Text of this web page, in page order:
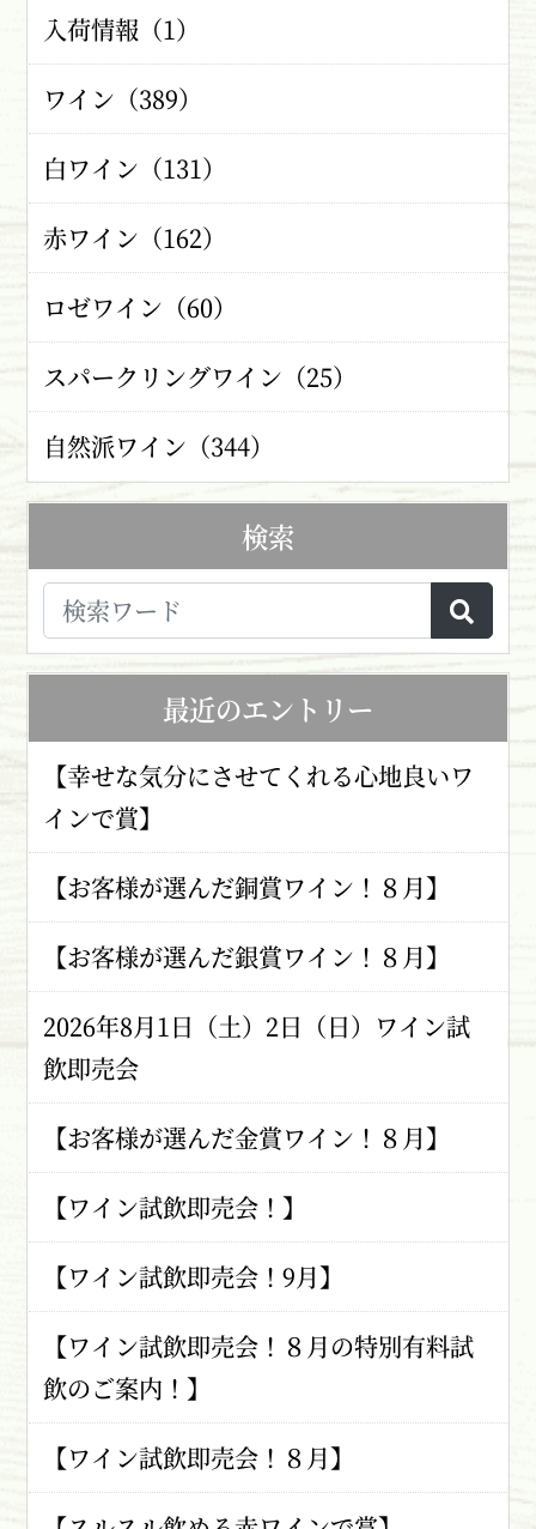
入荷情報（1）
ワイン（389）
白ワイン（131）
赤ワイン（162）
ロゼワイン（60）
スパークリングワイン（25）
自然派ワイン（344）
検索
最近のエントリー
【幸せな気分にさせてくれる心地良いワ
インで賞】
【お客様が選んだ銅賞ワイン！８月】
【お客様が選んだ銀賞ワイン！８月】
2026年8月1日（土）2日（日）ワイン試
飲即売会
【お客様が選んだ金賞ワイン！８月】
【ワイン試飲即売会！】
【ワイン試飲即売会！9月】
【ワイン試飲即売会！８月の特別有料試
飲のご案内！】
【ワイン試飲即売会！８月】